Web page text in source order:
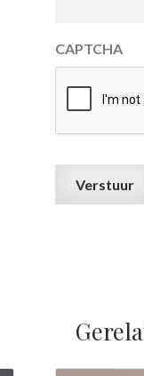
CAPTCHA